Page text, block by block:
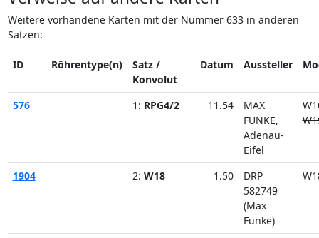
Weitere vorhandene Karten mit der Nummer 633 in anderen
Sätzen:
ID Röhrentype(n)
Satz /
Konvolut
Datum Aussteller
576 1: RPG4/2 11.54
MAX
FUNKE,
Adenau-
Eifel
1904 2: W18 1.50
DRP
582749
(Max
Funke)